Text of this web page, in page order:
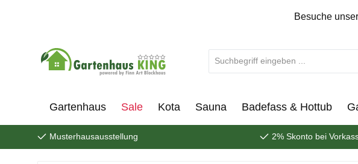
Besuche
Gartenhaus Sale Kota Sauna Badefass & Hottub
Musterhausausstellung 2% Skonto bei